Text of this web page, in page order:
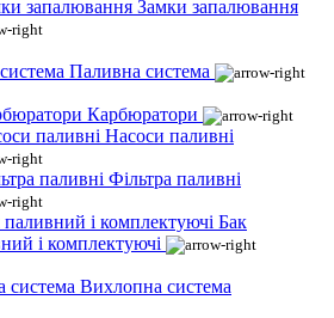
Замки запалювання
Паливна система
Карбюратори
Насоси паливні
Фільтра паливні
Бак
і комплектуючі
Вихлопна система